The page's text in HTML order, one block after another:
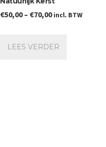
€50,00– €70,00 incl. BTW
LEES VERDER